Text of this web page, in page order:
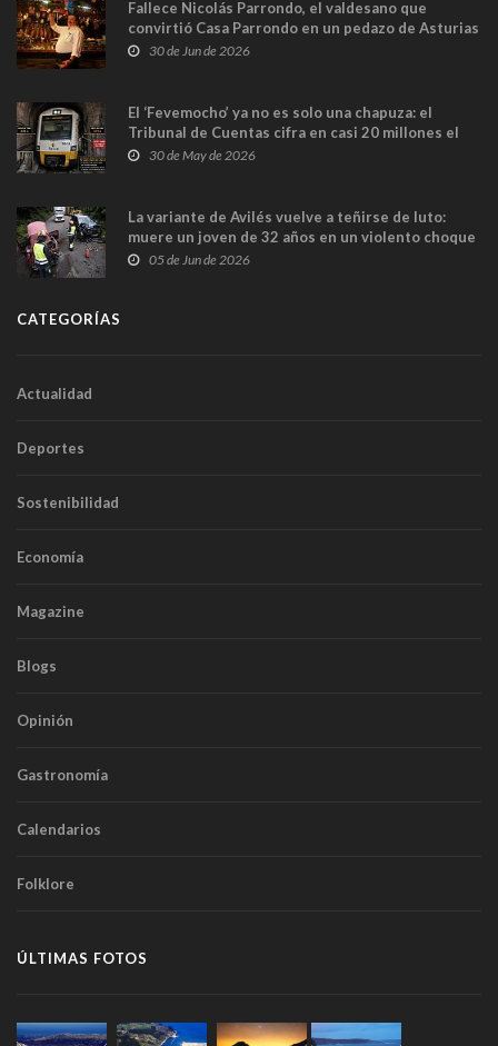
Fallece Nicolás Parrondo, el valdesano que
convirtió Casa Parrondo en un pedazo de Asturias
en Madrid
30 de Jun de 2026
El ‘Fevemocho’ ya no es solo una chapuza: el
Tribunal de Cuentas cifra en casi 20 millones el
sobrecoste de los trenes que no cabían por los
30 de May de 2026
La variante de Avilés vuelve a teñirse de luto:
muere un joven de 32 años en un violento choque
frontal
05 de Jun de 2026
CATEGORÍAS
Actualidad
Deportes
Sostenibilidad
Economía
Magazine
Blogs
Opinión
Gastronomía
Calendarios
Folklore
ÚLTIMAS FOTOS